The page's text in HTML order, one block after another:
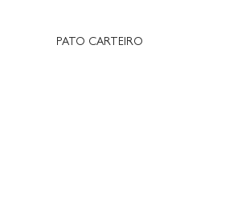
PATO CARTEIRO